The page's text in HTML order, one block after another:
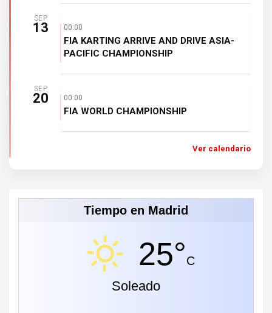
SEP
13 00:00
FIA KARTING ARRIVE AND DRIVE ASIA-
PACIFIC CHAMPIONSHIP
SEP
20 00:00
FIA WORLD CHAMPIONSHIP
Ver calendario
Tiempo en Madrid
25°C
Soleado